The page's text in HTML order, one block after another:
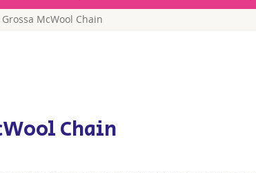
Grossa McWool Chain
Chain